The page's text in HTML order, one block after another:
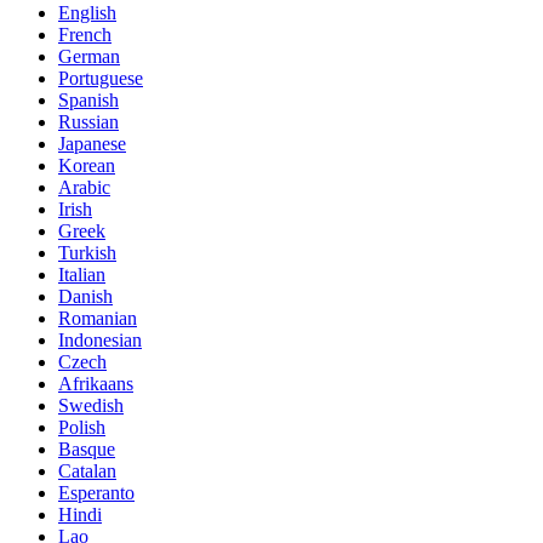
English
French
German
Portuguese
Spanish
Russian
Japanese
Korean
Arabic
Irish
Greek
Turkish
Italian
Danish
Romanian
Indonesian
Czech
Afrikaans
Swedish
Polish
Basque
Catalan
Esperanto
Hindi
Lao